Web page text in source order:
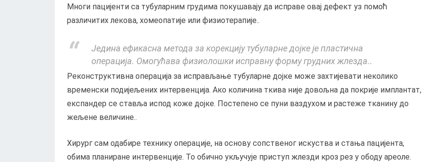
Многи пацијенти са тубуларним грудима покушавају да исправе овај дефект уз помоћ
различитих лекова, хомеопатије или физиотерапије..
Једина ефикасна метода за корекцију тубуларне дојке је пластична
операција. Омогућава физиолошки исправну форму грудних жлезда..
Реконструктивна операција за исправљање тубуларне дојке може захтијевати неколико
временски подијељених интервенција. Ако количина ткива није довољна да покрије имплантат,
експандер се ставља испод коже дојке. Постепено се пуни ваздухом и растеже тканину до
жељене величине..
Хирург сам одабире технику операције, на основу сопственог искуства и стања пацијента,
обима планиране интервенције. То обично укључује приступ жлезди кроз рез у ободу ареоле.